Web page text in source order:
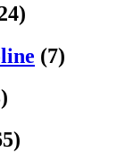
(7)